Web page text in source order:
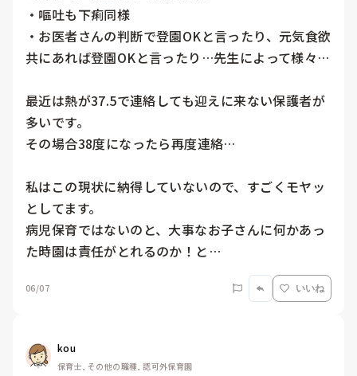
・嘔吐も下痢同様
・お医者さんの判断で登園OKと言ったり、元気食欲
共にあれば登園OKと言ったり…先生によって様々…
最近は熱が37.5で連絡しても迎えに来ない保護者が
多いです。
その場合38度になったら再度連絡…
私はこの現状に納得していないので、すごくモヤッ
としてます。
病児保育ではないのと、大事なお子さんに何かあっ
た時園は責任がとれるのか！と…
06/07 いいね
kou
保育士, その他の職種, 認可外保育園